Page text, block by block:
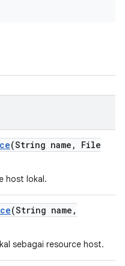
(String name ,
File
host lokal.
(String name ,
sebagai resource host.